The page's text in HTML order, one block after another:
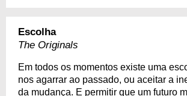
Escolha
The Originals
Em todos os momentos existe uma
nos agarrar ao passado, ou aceitar a
da mudança. E permitir que um futuro